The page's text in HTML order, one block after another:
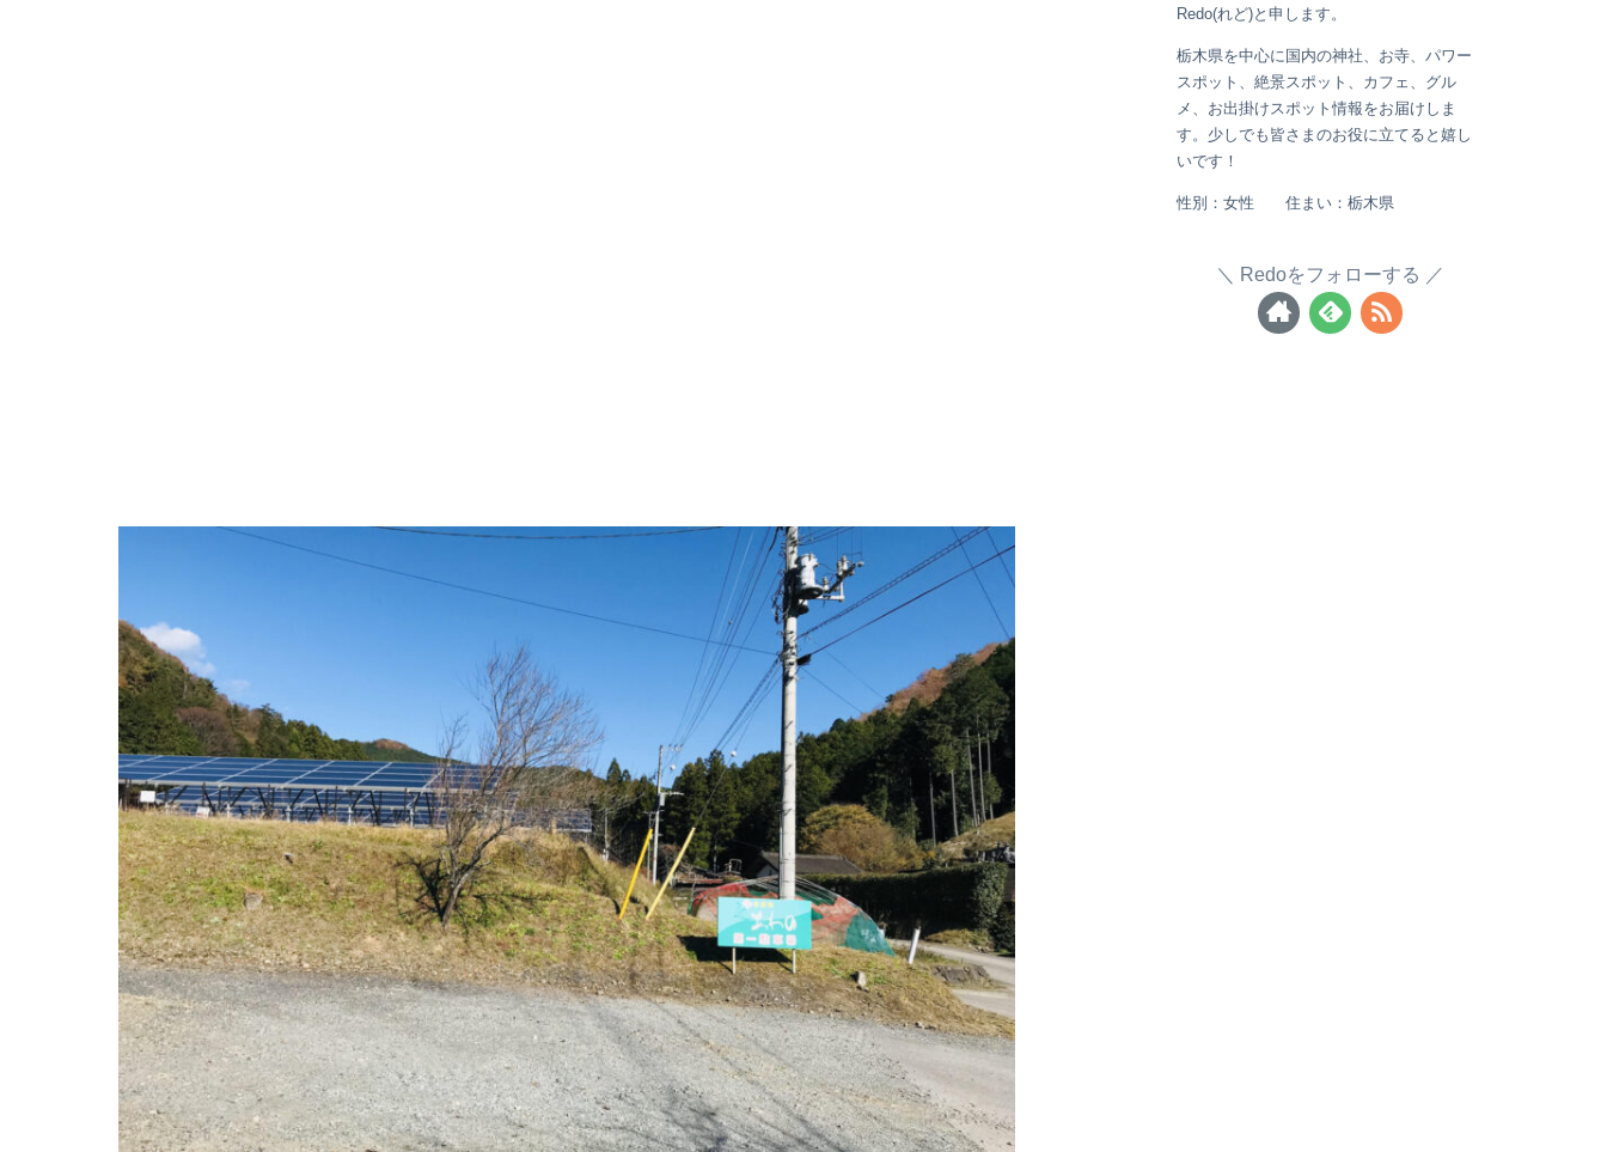
Redo(れど)と申します。
栃木県を中心に国内の神社、お寺、パワー
スポット、絶景スポット、カフェ、グル
メ、お出掛けスポット情報をお届けしま
す。少しでも皆さまのお役に立てると嬉し
いです！
性別：女性 住まい：栃木県
Redoをフォローする